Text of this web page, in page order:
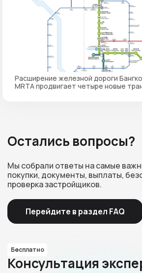
Расширение железной дороги
MRTA продвигает четыре новые
Остались вопросы?
Мы собрали ответы на самые
покупки, документы, выплаты,
проверка застройщиков.
Перейдите в раздел FAQ
Бесплатно
Консультация